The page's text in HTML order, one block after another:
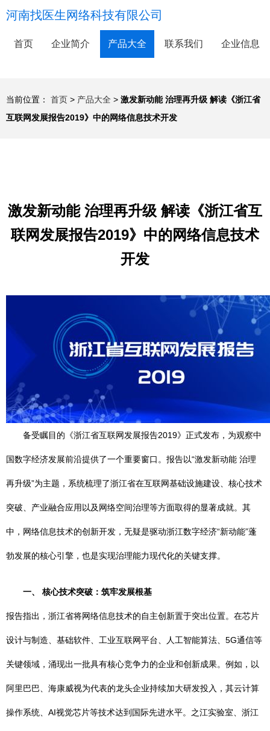
河南找医生网络科技有限公司
首页 企业简介 产品大全 联系我们 企业信息
当前位置： 首页 > 产品大全 > 激发新动能 治理再升级 解读《浙江省
互联网发展报告2019》中的网络信息技术开发
激发新动能 治理再升级 解读《浙江省互
联网发展报告2019》中的网络信息技术
开发
备受瞩目的《浙江省互联网发展报告2019》正式发布，为观察中
国数字经济发展前沿提供了一个重要窗口。报告以“激发新动能 治理
再升级”为主题，系统梳理了浙江省在互联网基础设施建设、核心技术
突破、产业融合应用以及网络空间治理等方面取得的显著成就。其
中，网络信息技术的创新开发，无疑是驱动浙江数字经济“新动能”蓬
勃发展的核心引擎，也是实现治理能力现代化的关键支撑。
一、 核心技术突破：筑牢发展根基
报告指出，浙江省将网络信息技术的自主创新置于突出位置。在芯片
设计与制造、基础软件、工业互联网平台、人工智能算法、5G通信等
关键领域，涌现出一批具有核心竞争力的企业和创新成果。例如，以
阿里巴巴、海康威视为代表的龙头企业持续加大研发投入，其云计算
操作系统、AI视觉芯片等技术达到国际先进水平。之江实验室、浙江